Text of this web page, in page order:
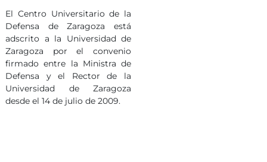
El Centro Universitario de la
Defensa de Zaragoza está
adscrito a la Universidad de
Zaragoza por el convenio
firmado entre la Ministra de
Defensa y el Rector de la
Universidad de Zaragoza
desde el 14 de julio de 2009.